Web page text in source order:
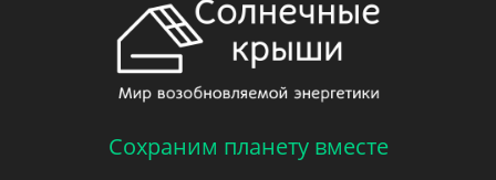
Сохраним планету вместе